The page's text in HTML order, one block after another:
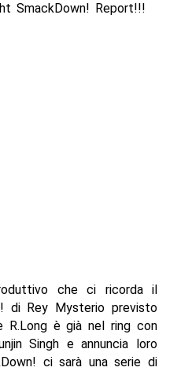
SmackDown! Report!!!
che ci ricorda il
di Rey Mysterio previsto
R.Long è già nel ring con
Singh e annuncia loro
ci sarà una serie di